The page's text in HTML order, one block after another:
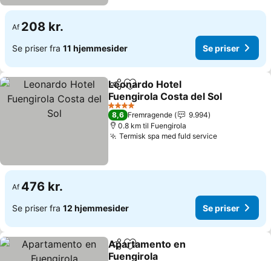
Af 208 kr.
Se priser fra 11 hjemmesider Se priser
Del Føj til favoritter
Leonardo Hotel
Fuengirola Costa del Sol
4 Stjerner
8,6 Fremragende
9.994
0.8 km til Fuengirola
Termisk spa med fuld service
Af 476 kr.
Se priser fra 12 hjemmesider Se priser
Del Føj til favoritter
Apartamento en
Fuengirola